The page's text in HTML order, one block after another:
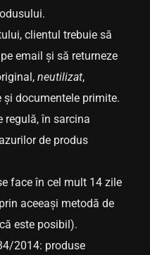
clientul trebuie să
email și să returneze
neutilizat,
documentele primite.
regulă, în sarcina
de produs
face în cel mult 14 zile
aceeași metodă de
este posibil).
2014: produse